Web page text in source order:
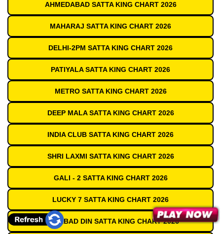
AHMEDABAD SATTA KING CHART 2026
MAHARAJ SATTA KING CHART 2026
DELHI-2PM SATTA KING CHART 2026
PATIYALA SATTA KING CHART 2026
METRO SATTA KING CHART 2026
DEEP MALA SATTA KING CHART 2026
INDIA CLUB SATTA KING CHART 2026
SHRI LAXMI SATTA KING CHART 2026
GALI - 2 SATTA KING CHART 2026
LUCKY 7 SATTA KING CHART 2026
GAZIABAD DIN SATTA KING CHART 2026